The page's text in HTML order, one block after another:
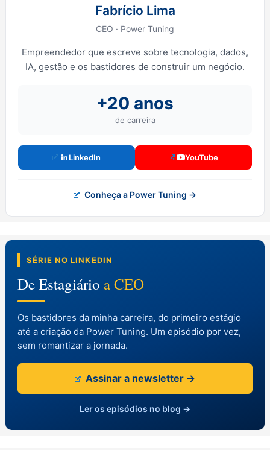
Fabrício Lima
CEO · Power Tuning
Empreendedor que escreve sobre tecnologia, dados,
IA, gestão e os bastidores de construir um negócio.
+20 anos
de carreira
LinkedIn YouTube
Conheça a Power Tuning →
SÉRIE NO LINKEDIN
De Estagiário a CEO
Os bastidores da minha carreira, do primeiro estágio
até a criação da Power Tuning. Um episódio por vez,
sem romantizar a jornada.
Assinar a newsletter →
Ler os episódios no blog →